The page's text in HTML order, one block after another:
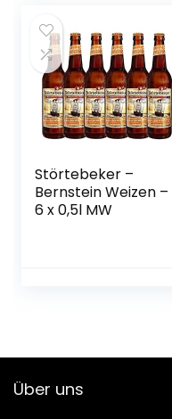
Störtebeker –
Bernstein Weizen –
6 x 0,5l MW
Über uns